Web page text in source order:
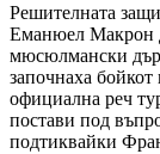
Решителната
Еманюел Макрон
мюсюлмански
започнаха
официална реч
постави под
подтиквайки